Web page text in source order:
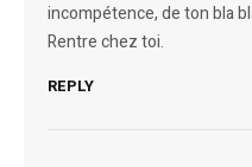
incompétence, de ton bla
Rentre chez toi.
REPLY